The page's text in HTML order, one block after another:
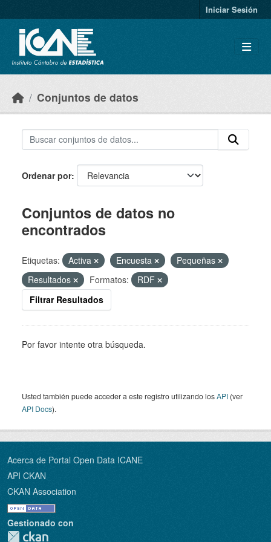
Iniciar Sesión
Conjuntos de datos
Ordenar por
Conjuntos de datos no
encontrados
Etiquetas: Activa Encuesta
Pequeñas
Resultados
Formatos:
RDF
Filtrar Resultados
Por favor intente otra búsqueda.
Usted también puede acceder a este registro utilizando losAPI (ver
API Docs).
Acerca de Portal Open Data ICANE
API CKAN
CKAN Association
Gestionado con